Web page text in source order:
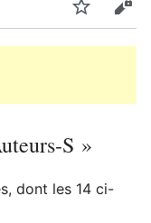
Suivre
S »
dont les 14 ci-